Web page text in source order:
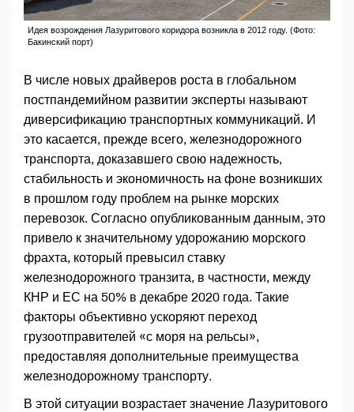
Идея возрождения Лазуритового коридора возникла в 2012 году. (Фото:
Бакинский порт)
В числе новых драйверов роста в глобальном
постпандемийном развитии эксперты называют
диверсификацию транспортных коммуникаций. И
это касается, прежде всего, железнодорожного
транспорта, доказавшего свою надежность,
стабильность и экономичность на фоне возникших
в прошлом году проблем на рынке морских
перевозок. Согласно опубликованным данным, это
привело к значительному удорожанию морского
фрахта, который превысил ставку
железнодорожного транзита, в частности, между
КНР и ЕС на 50% в декабре 2020 года. Такие
факторы объективно ускоряют переход
грузоотправителей «с моря на рельсы»,
предоставляя дополнительные преимущества
железнодорожному транспорту.
В этой ситуации возрастает значение Лазуритового